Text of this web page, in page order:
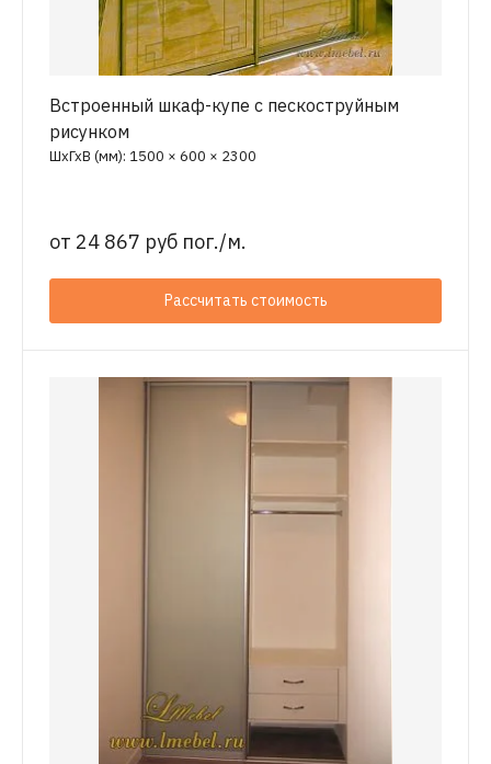
Встроенный шкаф-купе с пескоструйным
рисунком
ШхГхВ (мм): 1500 × 600 × 2300
от 24 867 руб пог./м.
Рассчитать стоимость